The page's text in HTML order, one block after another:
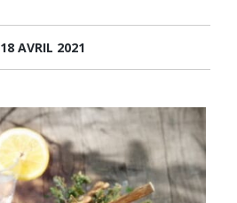
18 AVRIL 2021